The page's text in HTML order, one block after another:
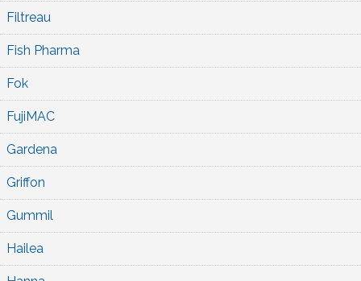
Filtreau
Fish Pharma
Fok
FujiMAC
Gardena
Griffon
Gummil
Hailea